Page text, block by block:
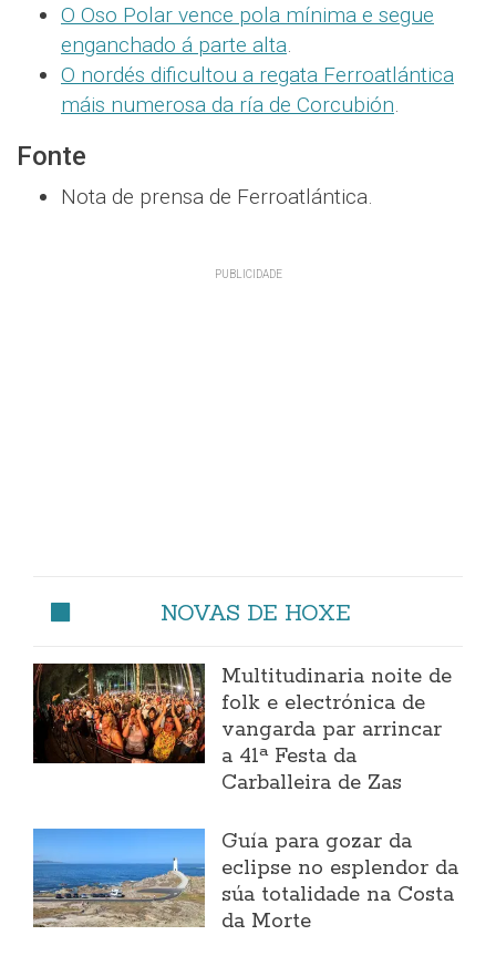
O Oso Polar vence pola mínima e segue
enganchado á parte alta.
O nordés dificultou a regata Ferroatlántica
máis numerosa da ría de Corcubión.
Fonte
Nota de prensa de Ferroatlántica.
NOVAS DE HOXE
Multitudinaria noite de
folk e electrónica de
vangarda par arrincar
a 41ª Festa da
Carballeira de Zas
Guía para gozar da
eclipse no esplendor da
súa totalidade na Costa
da Morte